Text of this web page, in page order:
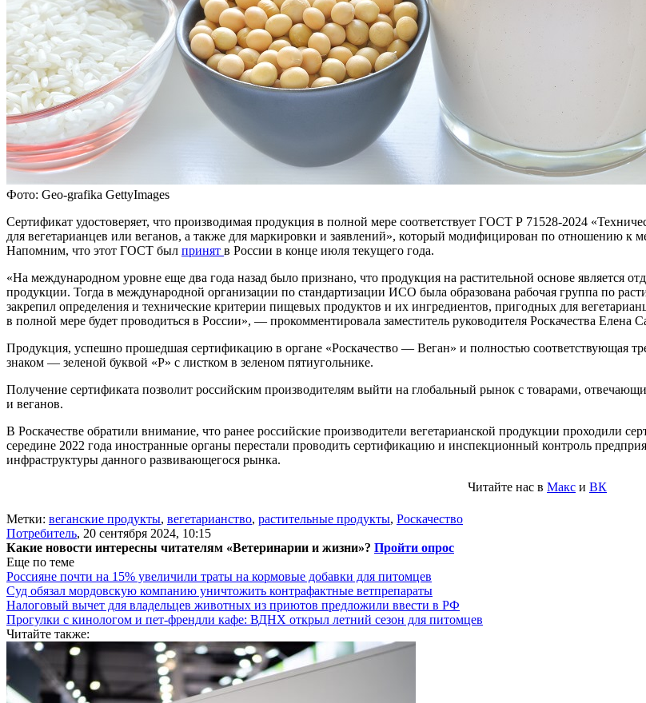
Фото: Geo-grafika GettyImages
Сертификат удостоверяет, что производимая продукция в полной мере соответствует ГОСТ Р 71528-2024
для вегетарианцев или веганов, а также для маркировки и заявлений», который модифицирован по отношению к
Напомним, что этот ГОСТ был принят в России в конце июля текущего года.
«На международном уровне еще два года назад было признано, что продукция на растительной основе является
продукции. Тогда в международной организации по стандартизации ИСО была образована рабочая группа по
закрепил определения и технические критерии пищевых продуктов и их ингредиентов, пригодных для
в полной мере будет проводиться в России», — прокомментировала заместитель руководителя Роскачества Елена
Продукция, успешно прошедшая сертификацию в органе «Роскачество — Веган» и полностью соответствующая
знаком — зеленой буквой «Р» с листком в зеленом пятиугольнике.
Получение сертификата позволит российским производителям выйти на глобальный рынок с товарами,
и веганов.
В Роскачестве обратили внимание, что ранее российские производители вегетарианской продукции
середине 2022 года иностранные органы перестали проводить сертификацию и инспекционный контроль
инфраструктуры данного развивающегося рынка.
Читайте нас в Макс и ВК
Метки: веганские продукты, вегетарианство, растительные продукты, Роскачество
Потребитель, 20 сентября 2024, 10:15
Какие новости интересны читателям «Ветеринарии и жизни»? Пройти опрос
Еще по теме
Россияне почти на 15% увеличили траты на кормовые добавки для питомцев
Суд обязал мордовскую компанию уничтожить контрафактные ветпрепараты
Налоговый вычет для владельцев животных из приютов предложили ввести в РФ
Прогулки с кинологом и пет-френдли кафе: ВДНХ открыл летний сезон для питомцев
Читайте также: